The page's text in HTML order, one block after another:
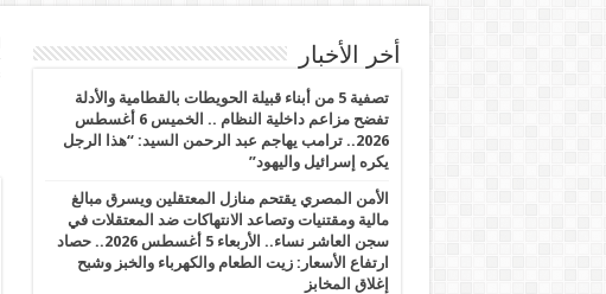
أخر الأخبار
تصفية 5 من أبناء قبيلة الحويطات بالقطامية والأدلة
تفضح مزاعم داخلية النظام .. الخميس 6 أغسطس
2026.. ترامب يهاجم عبد الرحمن السيد: “هذا الرجل
يكره إسرائيل واليهود”
الأمن المصري يقتحم منازل المعتقلين ويسرق مبالغ
مالية ومقتنيات وتصاعد الانتهاكات ضد المعتقلات في
سجن العاشر نساء.. الأربعاء 5 أغسطس 2026.. حصاد
ارتفاع الأسعار: زيت الطعام والكهرباء والخبز وشبح
إغلاق المخابز